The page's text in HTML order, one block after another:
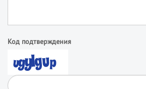
Код подтверждения